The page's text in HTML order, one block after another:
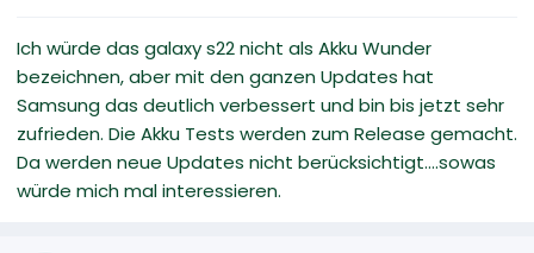
Ich würde das galaxy s22 nicht als Akku Wunder
bezeichnen, aber mit den ganzen Updates hat
Samsung das deutlich verbessert und bin bis jetzt sehr
zufrieden. Die Akku Tests werden zum Release gemacht.
Da werden neue Updates nicht berücksichtigt....sowas
würde mich mal interessieren.